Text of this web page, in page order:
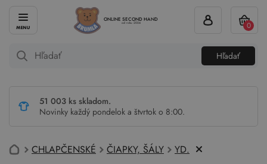
ONLINE SECOND HAND
od roku 2004
Hľadať
0
51 003 ks skladom.
Novinky každý pondelok a štvrtok o 8:00.
CHLAPČENSKÉ ČIAPKY, ŠÁLY YD.